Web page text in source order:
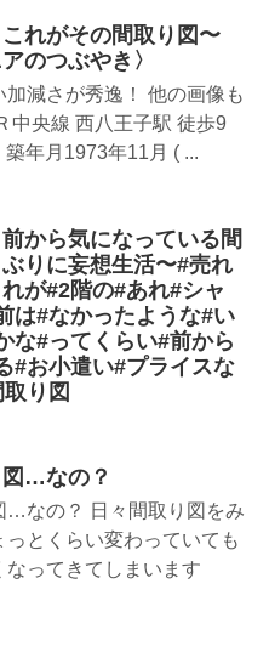
れがその間取り図〜
のつぶやき〉
加減さが秀逸！ 他の画像も
中央線 西八王子駅 徒歩9
年月1973年11月 ( ...
から気になっている間
りに妄想生活〜#売れ
が#2階の#あれ#シャ
は#なかったような#い
な#ってくらい#前から
#お小遣い#プライスな
り図
図…なの？
…なの？ 日々間取り図をみ
っとくらい変わっていても
なってきてしまいます